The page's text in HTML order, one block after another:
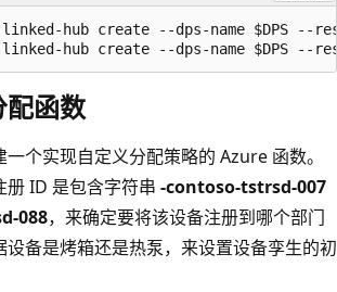
hub create --dps-name $DPS --
函数
个实现自定义分配策略的 Azure 函数。
册 ID 是包含字符串 -contoso-tstrsd-007
088，来确定要将该设备注册到哪个部门
备是烤箱还是热泵，来设置设备孪生的初